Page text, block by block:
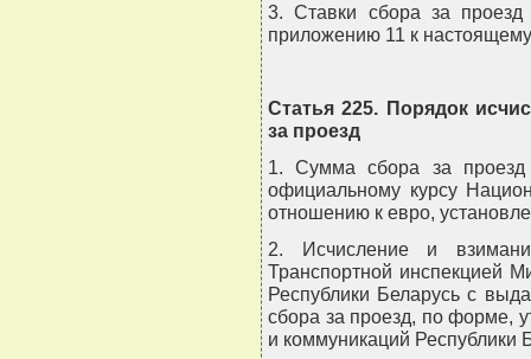
3. Ставки сбора за проезд
приложению 11 к настоящему
Статья 225. Порядок
за проезд
1. Сумма сбора за проезд
официальному курсу
отношению к евро,
2. Исчисление и
Транспортной инспекцией
Республики Беларусь с
сбора за проезд, по форме,
и коммуникаций Республики